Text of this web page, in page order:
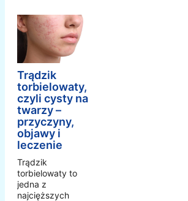
Trądzik
torbielowaty,
czyli cysty na
twarzy –
przyczyny,
objawy i
leczenie
Trądzik
torbielowaty to
jedna z
najcięższych